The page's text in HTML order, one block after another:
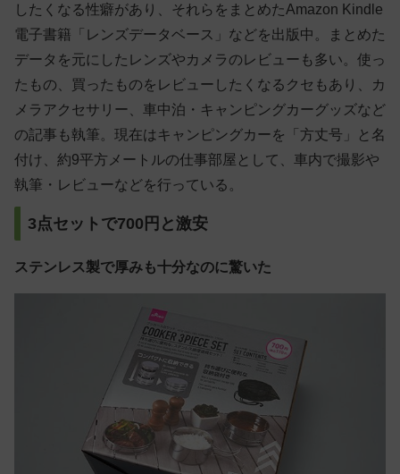
したくなる性癖があり、それらをまとめたAmazon Kindle
電子書籍「レンズデータベース」などを出版中。まとめた
データを元にしたレンズやカメラのレビューも多い。使っ
たもの、買ったものをレビューしたくなるクセもあり、カ
メラアクセサリー、車中泊・キャンピングカーグッズなど
の記事も執筆。現在はキャンピングカーを「方丈号」と名
付け、約9平方メートルの仕事部屋として、車内で撮影や
執筆・レビューなどを行っている。
3点セットで700円と激安
ステンレス製で厚みも十分なのに驚いた